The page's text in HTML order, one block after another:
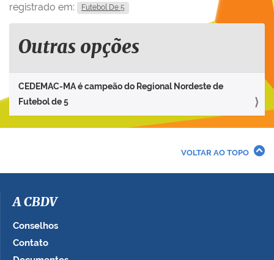
registrado em: Futebol De 5
Outras opções
CEDEMAC-MA é campeão do Regional Nordeste de
Futebol de 5
VOLTAR AO TOPO
A CBDV
Conselhos
Contato